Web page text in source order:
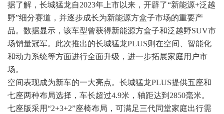
据了解，长城猛龙自2023年上市以来，开辟了“新能源+泛越
野”细分赛道，并逐步成长为新能源方盒子市场的重要产
品。数据显示，该车型曾获得新能源方盒子和泛越野SUV市
场销量冠军。此次推出的长城猛龙PLUS则在空间、智能化
和动力系统等方面进行全面升级，进一步拓展家庭用户市
场。
空间表现成为新车的一大亮点。长城猛龙PLUS提供五座和
七座两种布局选择，车长超过4.9米，轴距达到2850毫米。
七座版采用“2+3+2”座椅布局，可满足三代同堂家庭出行需